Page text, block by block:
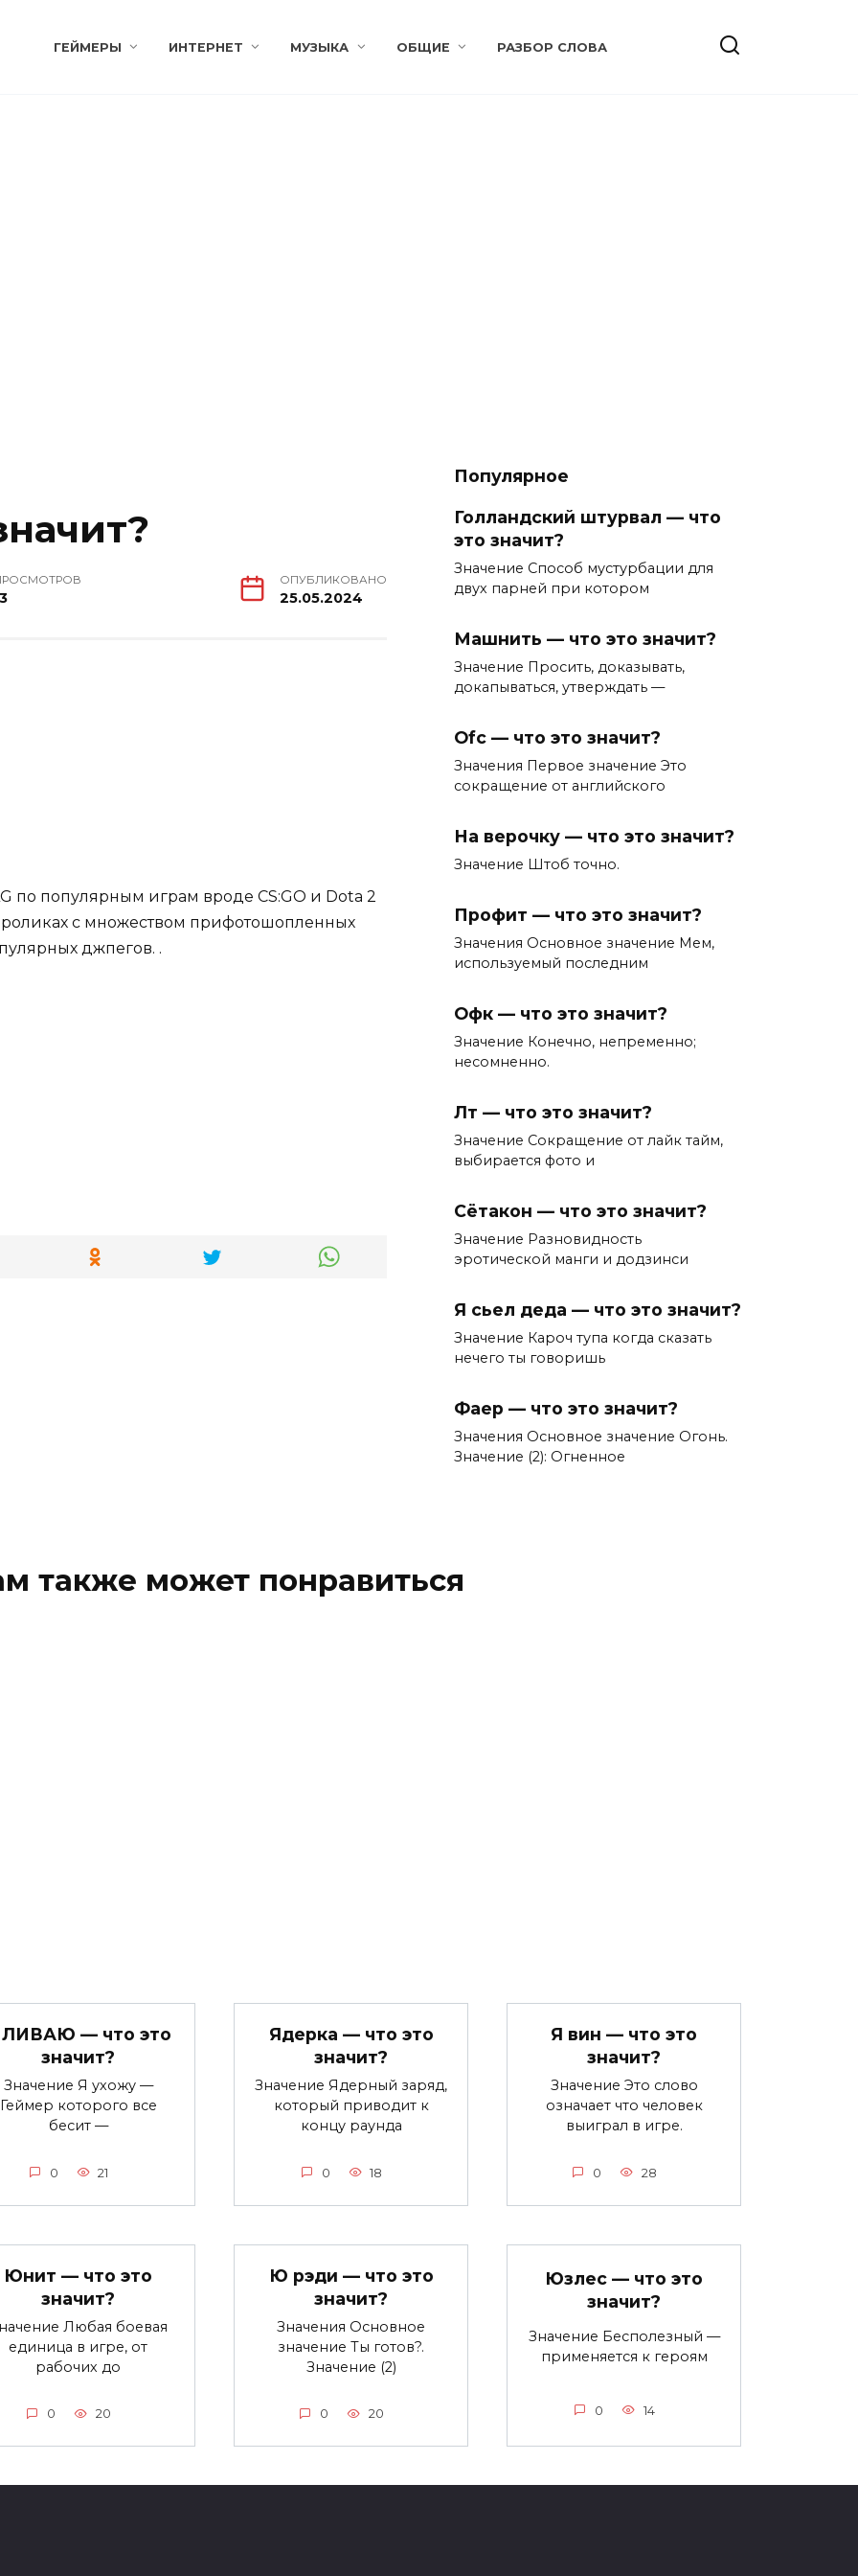
ГЕЙМЕРЫ ИНТЕРНЕТ МУЗЫКА ОБЩИЕ РАЗБОР СЛОВА
ОПУБЛИКОВАНО
25.05.2024
по популярным играм вроде CS:GO и Dota 2
с множеством прифотошопленных
джпегов. .
Популярное
Голландский штурвал — что
это значит?
Значение Способ мустурбации для
двух парней при котором
Машнить — что это значит?
Значение Просить, доказывать,
докапываться, утверждать —
Ofc — что это значит?
Значения Первое значение Это
сокращение от английского
На верочку — что это значит?
Значение Штоб точно.
Профит — что это значит?
Значения Основное значение Мем,
используемый последним
Офк — что это значит?
Значение Конечно, непременно;
несомненно.
Лт — что это значит?
Значение Сокращение от лайк тайм,
выбирается фото и
Сётакон — что это значит?
Значение Разновидность
эротической манги и додзинси
Я сьел деда — что это значит?
Значение Кароч тупа когда сказать
нечего ты говоришь
Фаер — что это значит?
Значения Основное значение Огонь.
Значение (2): Огненное
также может понравиться
— что это
значит?
Значение Я ухожу —
Геймер которого все
бесит —
0 21
Ядерка — что это
значит?
Значение Ядерный заряд,
который приводит к
концу раунда
0 18
Я вин — что это
значит?
Значение Это слово
означает что человек
выиграл в игре.
0 28
Юнит — что это
значит?
Любая боевая
единица в игре, от
рабочих до
0 20
Ю рэди — что это
значит?
Значения Основное
значение Ты готов?.
Значение (2)
0 20
Юзлес — что это
значит?
Значение Бесполезный —
применяется к героям
0 14